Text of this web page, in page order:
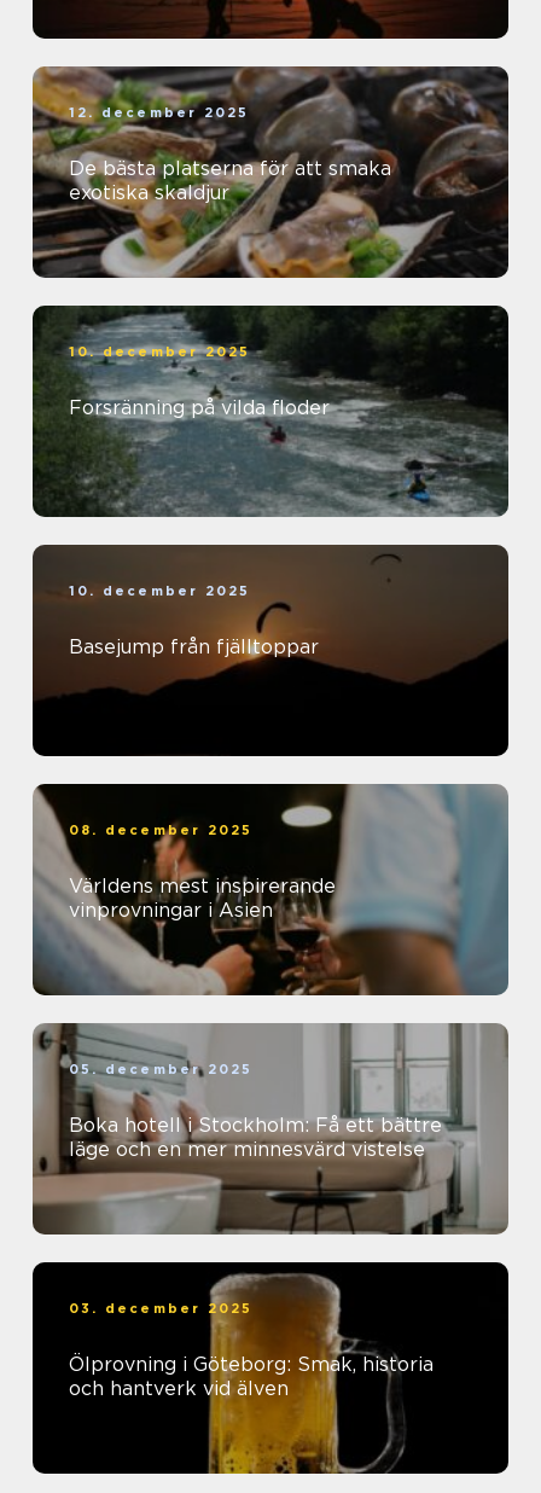
12. december 2025
De bästa platserna för att smaka
exotiska skaldjur
10. december 2025
Forsränning på vilda floder
10. december 2025
Basejump från fjälltoppar
08. december 2025
Världens mest inspirerande
vinprovningar i Asien
05. december 2025
Boka hotell i Stockholm: Få ett bättre
läge och en mer minnesvärd vistelse
03. december 2025
Ölprovning i Göteborg: Smak, historia
och hantverk vid älven